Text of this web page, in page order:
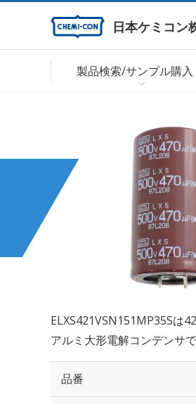
日本ケミコン
製品検索/サンプル購入
ELXS421VSN151MP35Sは
アルミ大形電解コンデンサで
品番